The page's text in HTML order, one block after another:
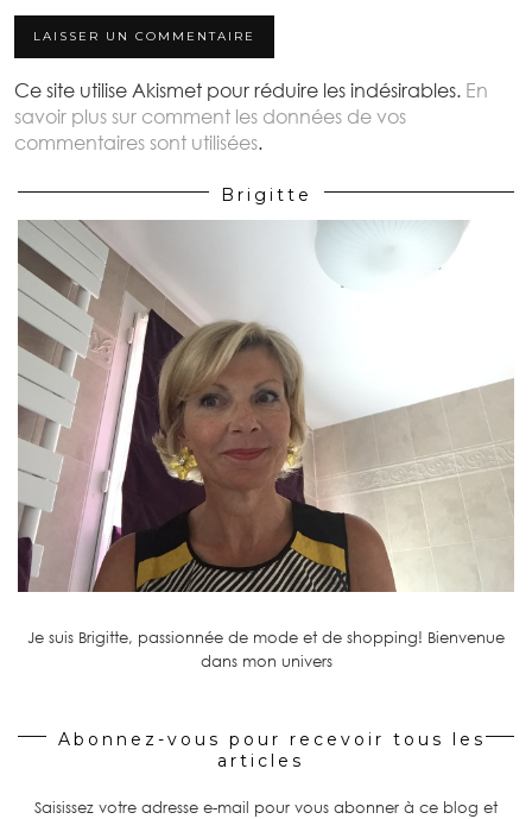
Ce site utilise Akismet pour réduire les indésirables. En
savoir plus sur comment les données de vos
commentaires sont utilisées.
Brigitte
Je suis Brigitte, passionnée de mode et de shopping! Bienvenue
dans mon univers
Abonnez-vous pour recevoir tous les
articles
Saisissez votre adresse e-mail pour vous abonner à ce blog et